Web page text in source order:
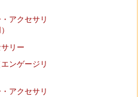
アクセサリ
リー
ンゲージリ
アクセサリ